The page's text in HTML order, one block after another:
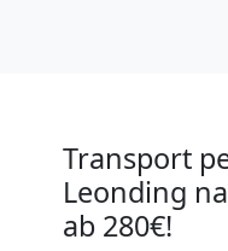
Transport
Leonding
ab 280€!